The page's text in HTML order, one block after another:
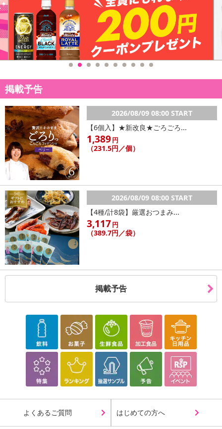
掲載予告
2026/08/09 08:00 START
【6個入】★新改良★ごろごろ...
1,389円
（231.5円／個）
2026/08/09 08:00 START
【4種/計8袋】厳選おつまみ...
3,117円
（389.7円／袋）
掲載予告
よくあるご質問 はじめての方へ